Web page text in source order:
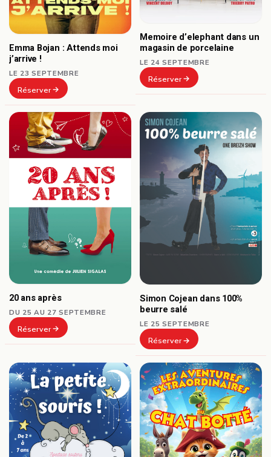
Emma Bojan : Attends moi
j’arrive !
LE 23 SEPTEMBRE
Réserver
Memoire d’elephant dans un
magasin de porcelaine
LE 24 SEPTEMBRE
Réserver
20 ans après
DU 25 AU 27 SEPTEMBRE
Réserver
Simon Cojean dans 100%
beurre salé
LE 25 SEPTEMBRE
Réserver